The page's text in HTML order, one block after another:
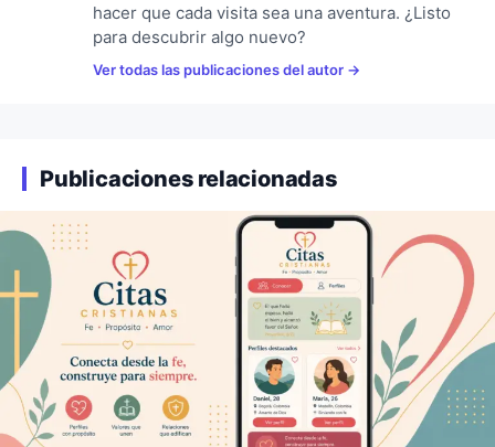
hacer que cada visita sea una aventura. ¿Listo
para descubrir algo nuevo?
Ver todas las publicaciones del autor
Publicaciones relacionadas